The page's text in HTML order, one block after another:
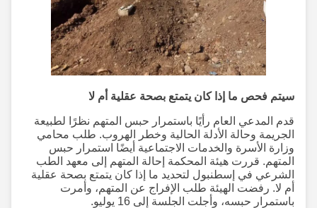
سيتم فحص ما إذا كان يتمتع بصحة عقلية أم لا
قدم المدعي العام رأيًا باستمرار حبس المتهم نظرًا لطبيعة
الجريمة وحالة الأدلة الحالية وخطر الهروب. طلب محامي
وزارة الأسرة والخدمات الاجتماعية أيضًا استمرار حبس
المتهم. قررت هيئة المحكمة إحالة المتهم إلى معهد الطب
الشرعي في إسطنبول لتحديد ما إذا كان يتمتع بصحة عقلية
أم لا. رفضت الهيئة طلب الإفراج عن المتهم، وأمرت
باستمرار حبسه، وأجلت الجلسة إلى 16 يوليو.